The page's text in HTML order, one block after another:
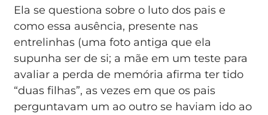
Ela se questiona sobre o luto dos pais e
como essa ausência, presente nas
entrelinhas (uma foto antiga que ela
supunha ser de si; a mãe em um teste para
avaliar a perda de memória afirma ter tido
“duas filhas”, as vezes em que os pais
perguntavam um ao outro se haviam ido ao